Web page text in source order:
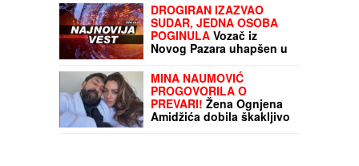
DROGIRAN IZAZVAO
SUDAR, JEDNA OSOBA
POGINULA Vozač iz
Novog Pazara uhapšen u
Ulcinju: U nesreći dvoje
povređeno
MINA NAUMOVIĆ
PROGOVORILA O
PREVARI! Žena Ognjena
Amidžića dobila škakljivo